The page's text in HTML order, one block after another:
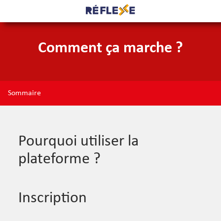
Comment ça marche ?
Sommaire
Pourquoi utiliser la
plateforme ?
Inscription